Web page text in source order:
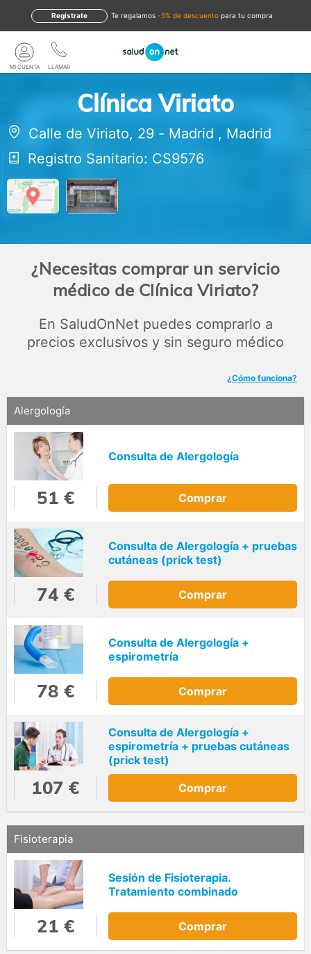
te regalamos -5% de descuento para tu compra
Regístrate
LLAMAR
MI CUENTA
Clínica Viriato
Calle de Viriato, 29 - Madrid , Madrid
Registro Sanitario: CS9576
¿Necesitas comprar un servicio
médico de Clínica Viriato?
En SaludOnNet puedes comprarlo a
precios exclusivos y sin seguro médico
¿Cómo funciona?
Alergología
Consulta de Alergología
51 € Comprar
Consulta de Alergología + pruebas
cutáneas (prick test)
74 € Comprar
Consulta de Alergología +
espirometría
78 € Comprar
Consulta de Alergología +
espirometría + pruebas cutáneas
(prick test)
107 € Comprar
Fisioterapia
Sesión de Fisioterapia.
Tratamiento combinado
21 € Comprar